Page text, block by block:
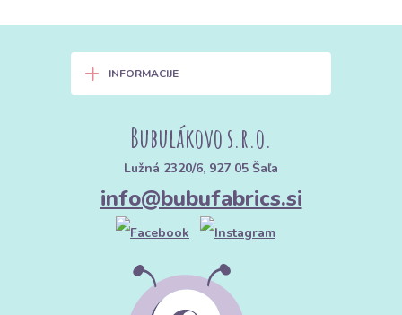
+ INFORMACIJE
Bubulákovo s.r.o.
Lužná 2320/6, 927 05 Šaľa
info@bubufabrics.si